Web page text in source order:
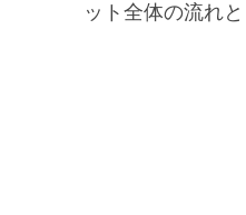
ット全体の流れ